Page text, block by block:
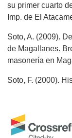
su primer cuarto
Imp. de El
Soto, A. (2009).
de Magallanes.
masonería en
Soto, F. (2000).